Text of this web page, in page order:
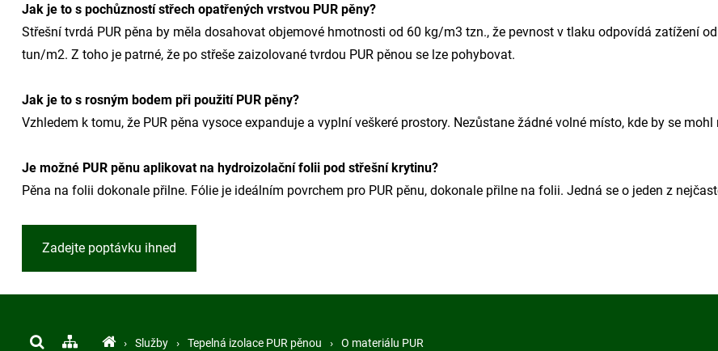
Jak je to s pochůzností střech opatřených vrstvou PUR pěny?
Střešní tvrdá PUR pěna by měla dosahovat objemové hmotnosti od 60 kg/m3 tzn., že pevnost v tlaku odpovídá zatížení
tun/m2. Z toho je patrné, že po střeše zaizolované tvrdou PUR pěnou se lze pohybovat.
Jak je to s rosným bodem při použití PUR pěny?
Vzhledem k tomu, že PUR pěna vysoce expanduje a vyplní veškeré prostory. Nezůstane žádné volné místo, kde by se
Je možné PUR pěnu aplikovat na hydroizolační folii pod střešní krytinu?
Pěna na folii dokonale přilne. Fólie je ideálním povrchem pro PUR pěnu, dokonale přilne na folii. Jedná se o jeden z
Zadejte poptávku ihned
› Služby › Tepelná izolace PUR pěnou › O materiálu PUR